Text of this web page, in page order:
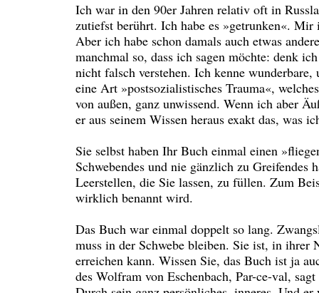
Ich war in den 90er Jahren relativ oft in
zutiefst berührt. Ich habe es »getrunken«. Mir
Aber ich habe schon damals auch etwas
manchmal so, dass ich sagen möchte: denk
nicht falsch verstehen. Ich kenne
eine Art »postsozialistisches Trauma«,
von außen, ganz unwissend. Wenn ich aber
er aus seinem Wissen heraus exakt das, was
Sie selbst haben Ihr Buch einmal einen
Schwebendes und nie gänzlich zu Greifendes
Leerstellen, die Sie lassen, zu füllen. Zum
wirklich benannt wird.
Das Buch war einmal doppelt so lang.
muss in der Schwebe bleiben. Sie ist, in ihrer
erreichen kann. Wissen Sie, das Buch ist ja
des Wolfram von Eschenbach, Par-ce-val,